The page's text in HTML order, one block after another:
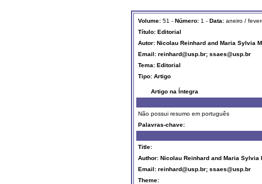
Volume:51 - Número:1 - Data:aneiro /
Título: Editorial
Autor: Nicolau Reinhard and Maria Sylvia
Email: reinhard@usp.br; ssaes@usp.br
Tema: Editorial
Tipo: Artigo
Artigo na Íntegra
Não possui resumo em português
Palavras-chave:
Title:
Author: Nicolau Reinhard and Maria Sylvia
Email: reinhard@usp.br; ssaes@usp.br
Theme: